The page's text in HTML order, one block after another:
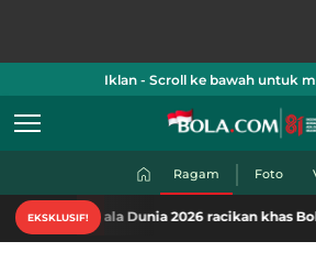
Iklan - Scroll ke bawah untuk
Ragam Foto
EKSKLUSIF!
Dunia 2026 racikan khas Bola.com. Klik